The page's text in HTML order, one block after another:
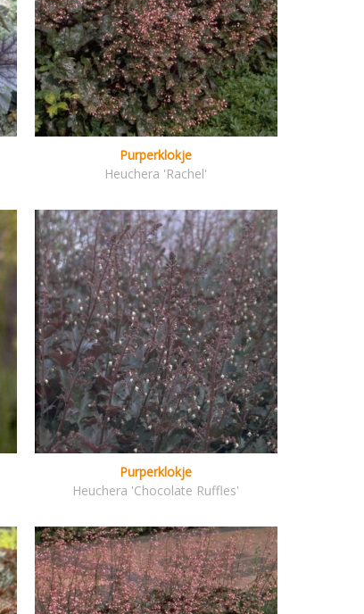
Purperklokje
Heuchera 'Rachel'
Purperklokje
Heuchera 'Chocolate Ruffles'